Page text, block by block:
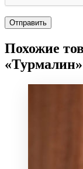
Похожие
«Турмалин»